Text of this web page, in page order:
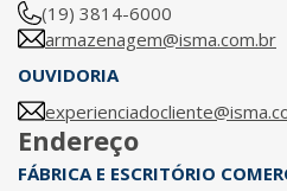
(19) 3814-6000
armazenagem@isma.com.br
OUVIDORIA
Endereço
FÁBRICA E ESCRITÓRIO